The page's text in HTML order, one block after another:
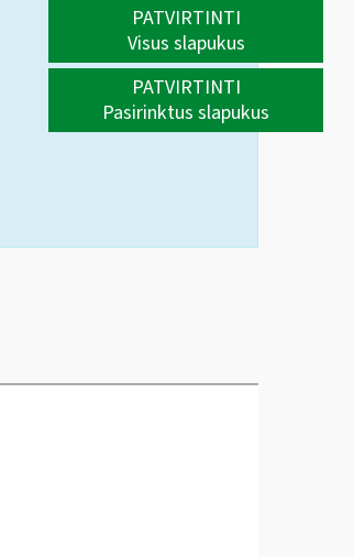
PATVIRTINTI
Visus slapukus
PATVIRTINTI
Pasirinktus slapukus